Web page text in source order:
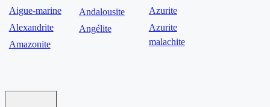
Aigue-marine
Alexandrite
Amazonite
Andalousite
Angélite
Azurite
Azurite
malachite